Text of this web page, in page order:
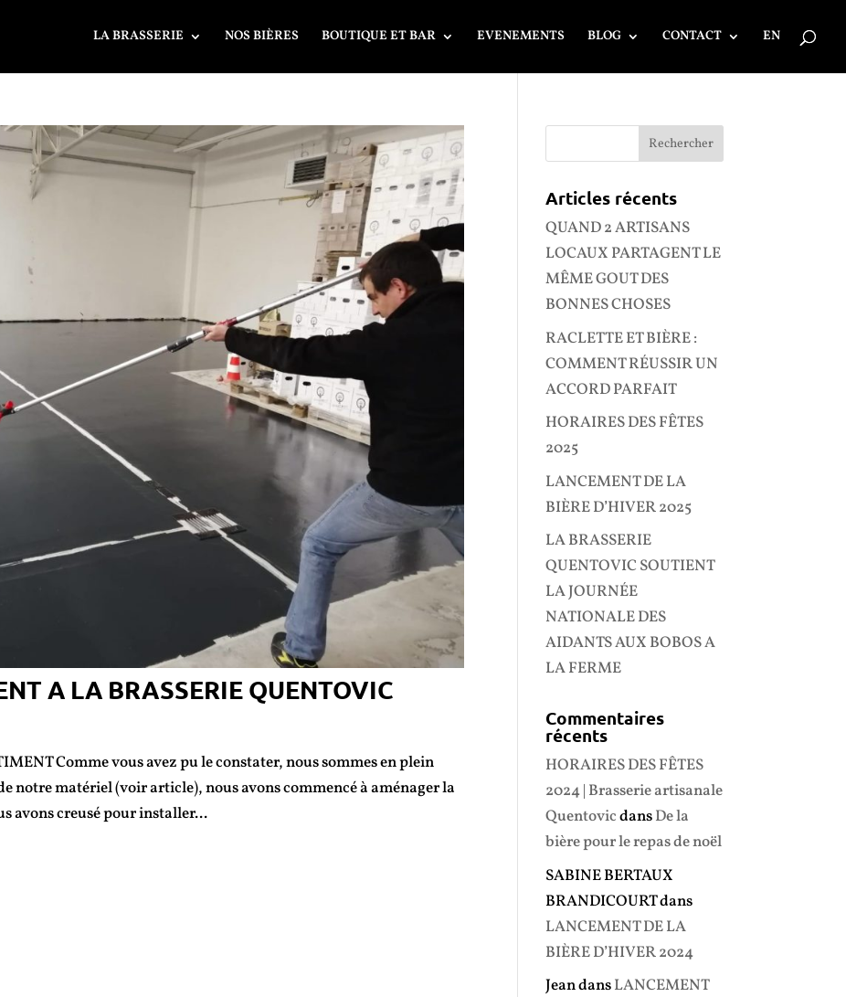
LA BRASSERIE NOS BIÈRES BOUTIQUE ET BAR EVENEMENTS BLOG CONTACT EN
A LA BRASSERIE QUENTOVIC
Comme vous avez pu le constater, nous sommes en plein
notre matériel (voir article), nous avons commencé à aménager la
avons creusé pour installer...
Articles récents
QUAND 2 ARTISANS
LOCAUX PARTAGENT LE
MÊME GOUT DES
BONNES CHOSES
RACLETTE ET BIÈRE :
COMMENT RÉUSSIR UN
ACCORD PARFAIT
HORAIRES DES FÊTES
2025
LANCEMENT DE LA
BIÈRE D’HIVER 2025
LA BRASSERIE
QUENTOVIC SOUTIENT
LA JOURNÉE
NATIONALE DES
AIDANTS AUX BOBOS A
LA FERME
Commentaires
récents
HORAIRES DES FÊTES
2024 | Brasserie artisanale
QuentovicdansDe la
bière pour le repas de noël
SABINE BERTAUX
BRANDICOURTdans
LANCEMENT DE LA
BIÈRE D’HIVER 2024
JeandansLANCEMENT